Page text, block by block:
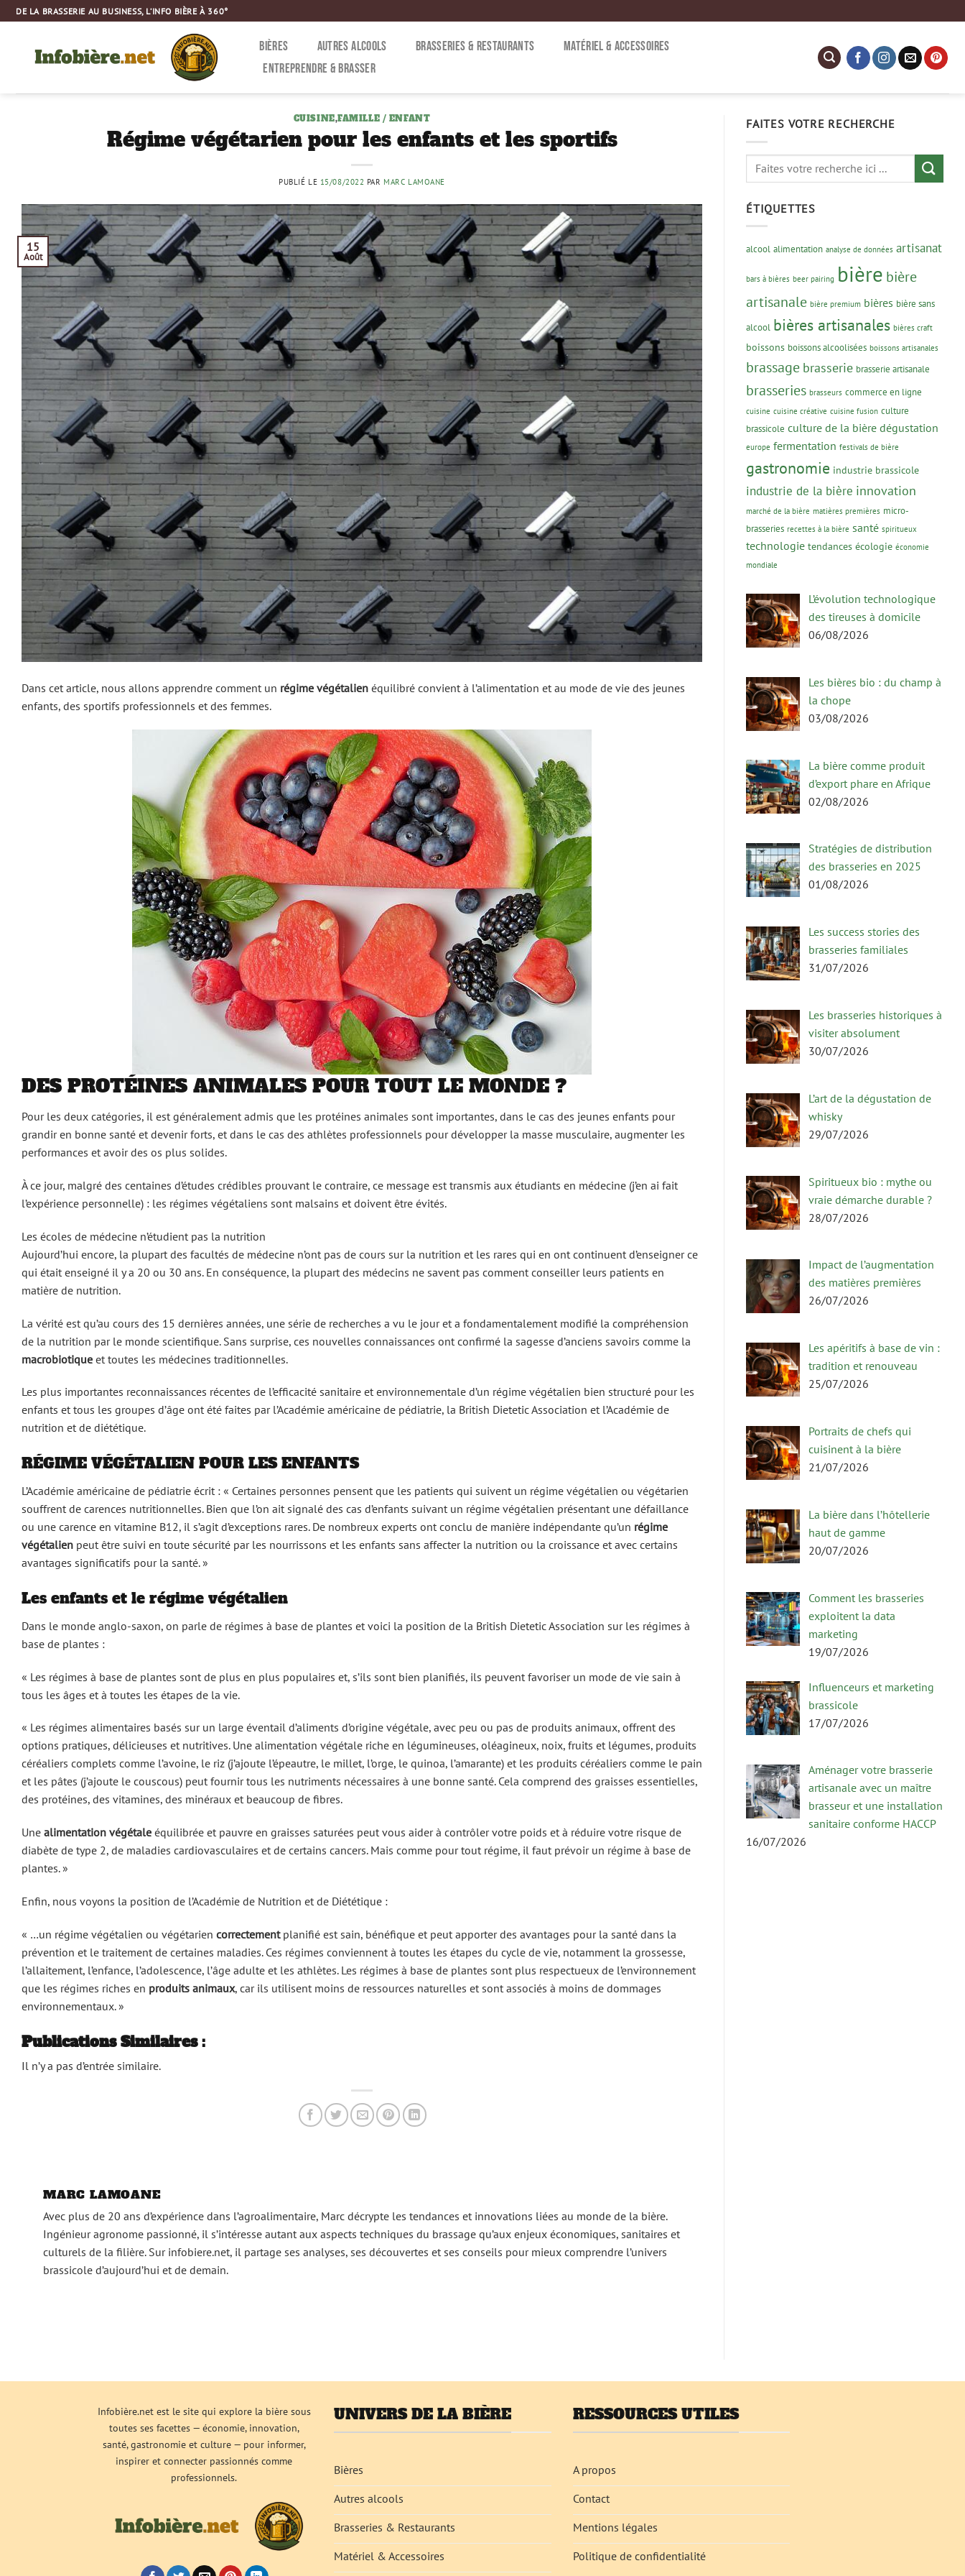
Passer
au
DE LA BRASSERIE AU BUSINESS, L’INFO BIÈRE À 360°
BIÈRES AUTRES ALCOOLS BRASSERIES & RESTAURANTS
MATÉRIEL & ACCESSOIRES
ENTREPRENDRE & BRASSER
CUISINE,FAMILLE / ENFANT
Régime végétarien pour les enfants et les sportifs
PUBLIÉ LE 15/08/2022 PAR MARC LAMOANE
15
Août
Dans cet article, nous allons apprendre comment un régime végétalien équilibré convient à l’alimentation et au mode de vie des jeunes
enfants, des sportifs professionnels et des femmes.
DES PROTÉINES ANIMALES POUR TOUT LE MONDE ?
Pour les deux catégories, il est généralement admis que les protéines animales sont importantes, dans le cas des jeunes enfants pour
grandir en bonne santé et devenir forts, et dans le cas des athlètes professionnels pour développer la masse musculaire, augmenter les
performances et avoir des os plus solides.
À ce jour, malgré des centaines d’études crédibles prouvant le contraire, ce message est transmis aux étudiants en médecine (j’en ai fait
l’expérience personnelle) : les régimes végétaliens sont malsains et doivent être évités.
Les écoles de médecine n’étudient pas la nutrition
Aujourd’hui encore, la plupart des facultés de médecine n’ont pas de cours sur la nutrition et les rares qui en ont continuent d’enseigner ce
qui était enseigné il y a 20 ou 30 ans. En conséquence, la plupart des médecins ne savent pas comment conseiller leurs patients en
matière de nutrition.
La vérité est qu’au cours des 15 dernières années, une série de recherches a vu le jour et a fondamentalement modifié la compréhension
de la nutrition par le monde scientifique. Sans surprise, ces nouvelles connaissances ont confirmé la sagesse d’anciens savoirs comme la
macrobiotique et toutes les médecines traditionnelles.
Les plus importantes reconnaissances récentes de l’efficacité sanitaire et environnementale d’un régime végétalien bien structuré pour les
enfants et tous les groupes d’âge ont été faites par l’Académie américaine de pédiatrie, la British Dietetic Association et l’Académie de
nutrition et de diététique.
RÉGIME VÉGÉTALIEN POUR LES ENFANTS
L’Académie américaine de pédiatrie écrit : « Certaines personnes pensent que les patients qui suivent un régime végétalien ou végétarien
souffrent de carences nutritionnelles. Bien que l’on ait signalé des cas d’enfants suivant un régime végétalien présentant une défaillance
ou une carence en vitamine B12, il s’agit d’exceptions rares. De nombreux experts ont conclu de manière indépendante qu’un régime
végétalien peut être suivi en toute sécurité par les nourrissons et les enfants sans affecter la nutrition ou la croissance et avec certains
avantages significatifs pour la santé. »
Les enfants et le régime végétalien
Dans le monde anglo-saxon, on parle de régimes à base de plantes et voici la position de la British Dietetic Association sur les régimes à
base de plantes :
« Les régimes à base de plantes sont de plus en plus populaires et, s’ils sont bien planifiés, ils peuvent favoriser un mode de vie sain à
tous les âges et à toutes les étapes de la vie.
« Les régimes alimentaires basés sur un large éventail d’aliments d’origine végétale, avec peu ou pas de produits animaux, offrent des
options pratiques, délicieuses et nutritives. Une alimentation végétale riche en légumineuses, oléagineux, noix, fruits et légumes, produits
céréaliers complets comme l’avoine, le riz (j’ajoute l’épeautre, le millet, l’orge, le quinoa, l’amarante) et les produits céréaliers comme le pain
et les pâtes (j’ajoute le couscous) peut fournir tous les nutriments nécessaires à une bonne santé. Cela comprend des graisses essentielles,
des protéines, des vitamines, des minéraux et beaucoup de fibres.
Une alimentation végétale équilibrée et pauvre en graisses saturées peut vous aider à contrôler votre poids et à réduire votre risque de
diabète de type 2, de maladies cardiovasculaires et de certains cancers. Mais comme pour tout régime, il faut prévoir un régime à base de
plantes. »
Enfin, nous voyons la position de l’Académie de Nutrition et de Diététique :
« …un régime végétalien ou végétarien correctement planifié est sain, bénéfique et peut apporter des avantages pour la santé dans la
prévention et le traitement de certaines maladies. Ces régimes conviennent à toutes les étapes du cycle de vie, notamment la grossesse,
l’allaitement, l’enfance, l’adolescence, l’âge adulte et les athlètes. Les régimes à base de plantes sont plus respectueux de l’environnement
que les régimes riches en produits animaux, car ils utilisent moins de ressources naturelles et sont associés à moins de dommages
environnementaux. »
Publications Similaires :
Il n’y a pas d’entrée similaire.
MARC LAMOANE
Avec plus de 20 ans d’expérience dans l’agroalimentaire, Marc décrypte les tendances et innovations liées au monde de la bière.
Ingénieur agronome passionné, il s’intéresse autant aux aspects techniques du brassage qu’aux enjeux économiques, sanitaires et
culturels de la filière. Sur infobiere.net, il partage ses analyses, ses découvertes et ses conseils pour mieux comprendre l’univers
brassicole d’aujourd’hui et de demain.
FAITES VOTRE RECHERCHE
ÉTIQUETTES
alcool alimentation analyse de données artisanat
bars à bières beer pairing bière bière
artisanale bière premium bières bière sans
alcool bières artisanales bières craft
boissons boissons alcoolisées boissons artisanales
brassage brasserie brasserie artisanale
brasseries brasseurs commerce en ligne
cuisine cuisine créative cuisine fusion culture
brassicole culture de la bière dégustation
europe fermentation festivals de bière
gastronomie industrie brassicole
industrie de la bière innovation
marché de la bière matières premières micro-
brasseries recettes à la bière santé spiritueux
technologie tendances écologie économie
mondiale
L’évolution technologique
des tireuses à domicile
06/08/2026
Les bières bio : du champ à
la chope
03/08/2026
La bière comme produit
d’export phare en Afrique
02/08/2026
Stratégies de distribution
des brasseries en 2025
01/08/2026
Les success stories des
brasseries familiales
31/07/2026
Les brasseries historiques à
visiter absolument
30/07/2026
L’art de la dégustation de
whisky
29/07/2026
Spiritueux bio : mythe ou
vraie démarche durable ?
28/07/2026
Impact de l’augmentation
des matières premières
26/07/2026
Les apéritifs à base de vin :
tradition et renouveau
25/07/2026
Portraits de chefs qui
cuisinent à la bière
21/07/2026
La bière dans l’hôtellerie
haut de gamme
20/07/2026
Comment les brasseries
exploitent la data
marketing
19/07/2026
Influenceurs et marketing
brassicole
17/07/2026
Aménager votre brasserie
artisanale avec un maître
brasseur et une installation
sanitaire conforme HACCP
16/07/2026
Infobière.net est le site qui explore la bière sous
toutes ses facettes — économie, innovation,
santé, gastronomie et culture — pour informer,
inspirer et connecter passionnés comme
professionnels.
UNIVERS DE LA BIÈRE
Bières
Autres alcools
Brasseries & Restaurants
Matériel & Accessoires
RESSOURCES UTILES
A propos
Contact
Mentions légales
Politique de confidentialité